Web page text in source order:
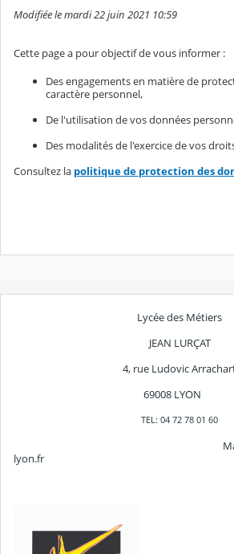
Modifiée le mardi 22 juin 2021 10:59
Cette page a pour objectif de vous informer :
Des engagements en matière de
caractère personnel,
De l'utilisation de vos données
Des modalités de l'exercice de vos
Consultez la politique de protection des
Lycée des Métiers
JEAN LURÇAT
4, rue Ludovic
69008 LYON
TEL: 04 72 78 01 60
Mail:
lyon.fr